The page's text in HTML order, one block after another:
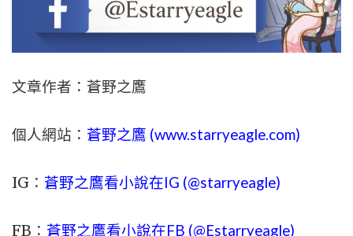
文章作者：蒼野之鷹
個人網站： 蒼野之鷹 (www.starryeagle.com)
IG： 蒼野之鷹看小說在IG (@starryeagle)
FB： 蒼野之鷹看小說在FB (@Estarryeagle)